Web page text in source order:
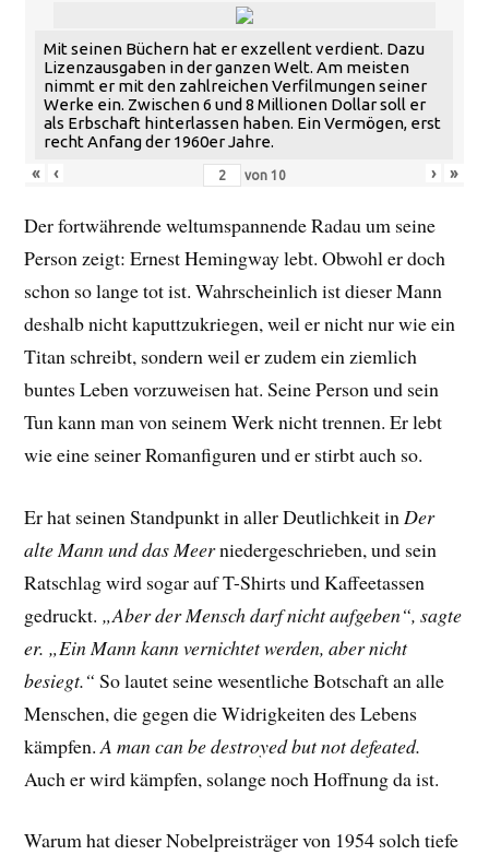
Mit seinen Büchern hat er exzellent verdient. Dazu
Lizenzausgaben in der ganzen Welt. Am meisten
nimmt er mit den zahlreichen Verfilmungen seiner
Werke ein. Zwischen 6 und 8 Millionen Dollar soll er
als Erbschaft hinterlassen haben. Ein Vermögen, erst
recht Anfang der 1960er Jahre.
«
‹ von 10 › »
Der fortwährende weltumspannende Radau um seine
Person zeigt: Ernest Hemingway lebt. Obwohl er doch
schon so lange tot ist. Wahrscheinlich ist dieser Mann
deshalb nicht kaputtzukriegen, weil er nicht nur wie ein
Titan schreibt, sondern weil er zudem ein ziemlich
buntes Leben vorzuweisen hat. Seine Person und sein
Tun kann man von seinem Werk nicht trennen. Er lebt
wie eine seiner Romanfiguren und er stirbt auch so.
Er hat seinen Standpunkt in aller Deutlichkeit in Der
alte Mann und das Meerniedergeschrieben, und sein
Ratschlag wird sogar auf T-Shirts und Kaffeetassen
gedruckt. „Aber der Mensch darf nicht aufgeben“, sagte
er. „Ein Mann kann vernichtet werden, aber nicht
besiegt.“So lautet seine wesentliche Botschaft an alle
Menschen, die gegen die Widrigkeiten des Lebens
kämpfen. A man can be destroyed but not defeated.
Auch er wird kämpfen, solange noch Hoffnung da ist.
Warum hat dieser Nobelpreisträger von 1954 solch tiefe